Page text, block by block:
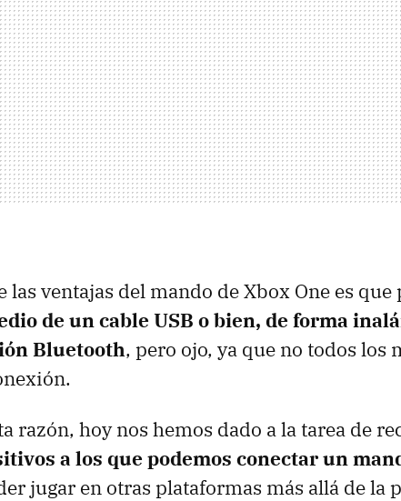
las ventajas del mando de Xbox One es
de un cable USB o bien, de forma
Bluetooth, pero ojo, ya que no todos los
razón, hoy nos hemos dado a la tarea de
a los que podemos conectar un
jugar en otras plataformas más allá de la